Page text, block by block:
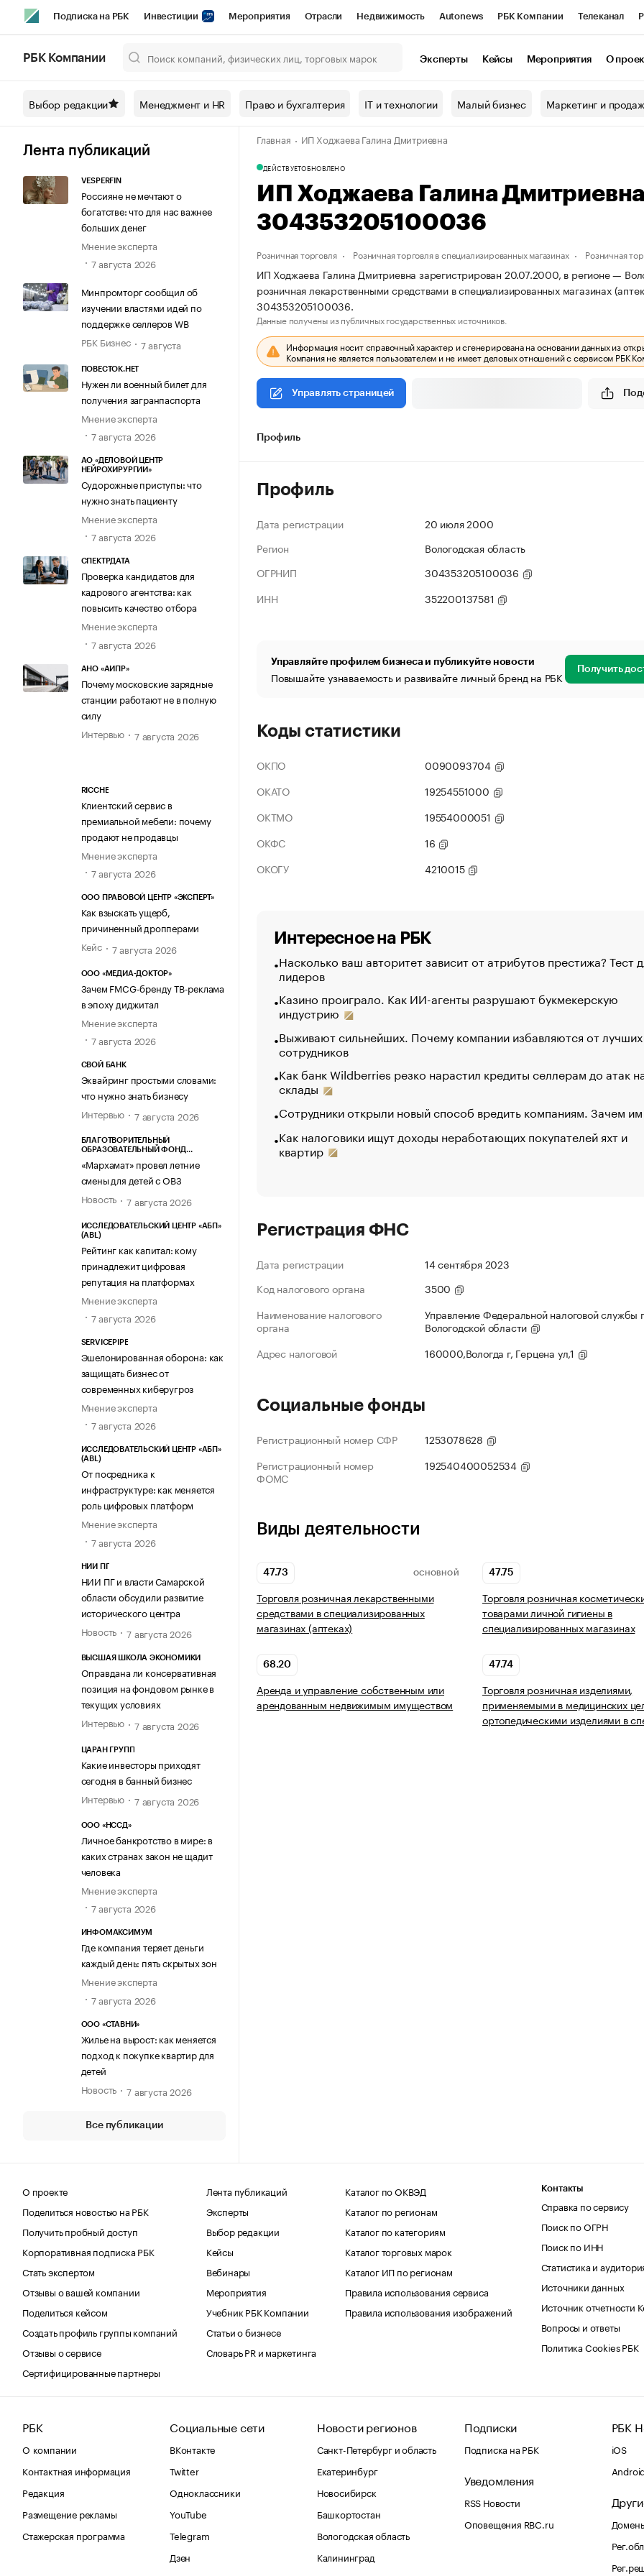
Подписка на РБК Инвестиции Мероприятия Отрасли Недвижимость Autonews РБК Компании Телеканал
Спецпроекты СПб Конференции СПб Спецпроекты Проверка контрагентов
Технологии и медиа Рынок наличной валюты
РБК Компании Эксперты Кейсы Мероприятия О
Выбор редакции Менеджмент и HR Право и бухгалтерия IT и технологии Малый бизнес Маркетинг и
Лента публикаций
VESPERFIN
Россияне не мечтают о
богатстве: что для нас важнее
больших денег
Мнение эксперта
7 августа 2026
Минпромторг сообщил об
изучении властями идей по
поддержке селлеров WB
РБК Бизнес
7 августа
ПОВЕСТОК.НЕТ
Нужен ли военный билет для
получения загранпаспорта
Мнение эксперта
7 августа 2026
АО «ДЕЛОВОЙ ЦЕНТР
НЕЙРОХИРУРГИИ»
Судорожные приступы: что
нужно знать пациенту
Мнение эксперта
7 августа 2026
СПЕКТРДАТА
Проверка кандидатов для
кадрового агентства: как
повысить качество отбора
Мнение эксперта
7 августа 2026
АНО «АИПР»
Почему московские зарядные
станции работают не в полную
силу
Интервью
7 августа 2026
RICCHE
Клиентский сервис в
премиальной мебели: почему
продают не продавцы
Мнение эксперта
7 августа 2026
ООО ПРАВОВОЙ ЦЕНТР «ЭКСПЕРТ»
Как взыскать ущерб,
причиненный дропперами
Кейс
7 августа 2026
ООО «МЕДИА-ДОКТОР»
Зачем FMCG-бренду ТВ-реклама
в эпоху диджитал
Мнение эксперта
7 августа 2026
СВОЙ БАНК
Эквайринг простыми словами:
что нужно знать бизнесу
Интервью
7 августа 2026
БЛАГОТВОРИТЕЛЬНЫЙ
ОБРАЗОВАТЕЛЬНЫЙ ФОНД
«Мархамат» провел летние
смены для детей с ОВЗ
Новость
7 августа 2026
ИССЛЕДОВАТЕЛЬСКИЙ ЦЕНТР «АБП»
(ABL)
Рейтинг как капитал: кому
принадлежит цифровая
репутация на платформах
Мнение эксперта
7 августа 2026
SERVICEPIPE
Эшелонированная оборона: как
защищать бизнес от
современных киберугроз
Мнение эксперта
7 августа 2026
ИССЛЕДОВАТЕЛЬСКИЙ ЦЕНТР «АБП»
(ABL)
От посредника к
инфраструктуре: как меняется
роль цифровых платформ
Мнение эксперта
7 августа 2026
НИИ ПГ
НИИ ПГ и власти Самарской
области обсудили развитие
исторического центра
Новость
7 августа 2026
ВЫСШАЯ ШКОЛА ЭКОНОМИКИ
Оправдана ли консервативная
позиция на фондовом рынке в
текущих условиях
Интервью
7 августа 2026
ЦАРАН ГРУПП
Какие инвесторы приходят
сегодня в банный бизнес
Интервью
7 августа 2026
ООО «НССД»
Личное банкротство в мире: в
каких странах закон не щадит
человека
Мнение эксперта
7 августа 2026
ИНФОМАКСИМУМ
Где компания теряет деньги
каждый день: пять скрытых зон
Мнение эксперта
7 августа 2026
ООО «СТАВНИ»
Жилье на вырост: как меняется
подход к покупке квартир для
детей
Новость
7 августа 2026
Все публикации
Главная ИП Ходжаева Галина Дмитриевна
ДЕЙСТВУЕТОБНОВЛЕНО
ИП Ходжаева Галина
304353205100036
Розничная торговля Розничная торговля в специализированных магазинах Розничная
ИП Ходжаева Галина Дмитриевна зарегистрирован 20.07.2000, в регионе —
розничная лекарственными средствами в специализированных магазинах
304353205100036.
Данные получены из публичных государственных источников.
Информация носит справочный характер и сгенерирована на основании данных из
Компания не является пользователем и не имеет деловых отношений с сервисом РБК
Управлять страницей
Профиль
Профиль
Дата регистрации
20 июля 2000
Регион
Вологодская область
ОГРНИП
304353205100036
ИНН
352200137581
Управляйте профилем бизнеса и публикуйте новости
Повышайте узнаваемость и развивайте личный бренд на РБК Получить
Коды статистики
ОКПО
0090093704
ОКАТО
19254551000
ОКТМО
19554000051
ОКФС
16
ОКОГУ
4210015
Интересное на РБК
Насколько ваш авторитет зависит от атрибутов престижа? Тест
лидеров
Казино проиграло. Как ИИ-агенты разрушают букмекерскую
индустрию
Выживают сильнейших. Почему компании избавляются от лучших
сотрудников
Как банк Wildberries резко нарастил кредиты селлерам до атак
склады
Сотрудники открыли новый способ вредить компаниям. Зачем
Как налоговики ищут доходы неработающих покупателей яхт и
квартир
Регистрация ФНС
Дата регистрации
14 сентября 2023
Код налогового органа
3500
Наименование налогового
органа
Управление Федеральной налоговой службы
Вологодской области
Адрес налоговой
160000,Вологда г, Герцена ул,1
Социальные фонды
Регистрационный номер СФР
1253078628
Регистрационный номер
ФОМС
192540400052534
Виды деятельности
47.73 ОСНОВНОЙ
Торговля розничная лекарственными
средствами в специализированных
магазинах (аптеках)
47.75
Торговля розничная
товарами личной гигиены в
специализированных магазинах
68.20
Аренда и управление собственным или
арендованным недвижимым имуществом
47.74
Торговля розничная изделиями,
применяемыми в медицинских
ортопедическими изделиями в
О проекте
Поделиться новостью на РБК
Получить пробный доступ
Корпоративная подписка РБК
Стать экспертом
Отзывы о вашей компании
Поделиться кейсом
Создать профиль группы компаний
Отзывы о сервисе
Сертифицированные партнеры
Лента публикаций
Эксперты
Выбор редакции
Кейсы
Вебинары
Мероприятия
Учебник РБК Компании
Статьи о бизнесе
Словарь PR и маркетинга
Каталог по ОКВЭД
Каталог по регионам
Каталог по категориям
Каталог торговых марок
Каталог ИП по регионам
Правила использования сервиса
Правила использования изображений
Контакты
Справка по сервису
Поиск по ОГРН
Поиск по ИНН
Статистика и
Источники данных
Источник отчетности
Вопросы и ответы
Политика Cookies РБК
РБК
О компании
Контактная информация
Редакция
Размещение рекламы
Стажерская программа
Социальные сети
ВКонтакте
Twitter
Одноклассники
YouTube
Telegram
Дзен
Новости регионов
Санкт-Петербург и область
Екатеринбург
Новосибирск
Башкортостан
Вологодская область
Калининград
Подписки
Подписка на РБК
Уведомления
RSS Новости
Оповещения RBC.ru
РБК
iOS